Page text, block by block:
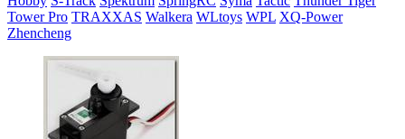
Tower Pro TRAXXAS Walkera WLtoys WPL XQ-Power
Zhencheng